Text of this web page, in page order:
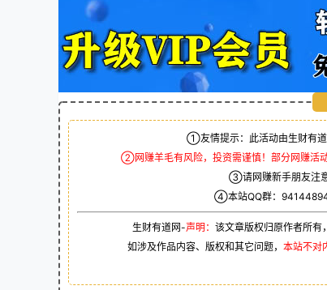
①友情提示：此活动由生财有道
②网赚羊毛有风险，投资需谨慎！部分网赚活
③请网赚新手朋友注意
④本站QQ群：
生财有道网-声明： 该文章版权归原作者所有
如涉及作品内容、版权和其它问题， 本站不对